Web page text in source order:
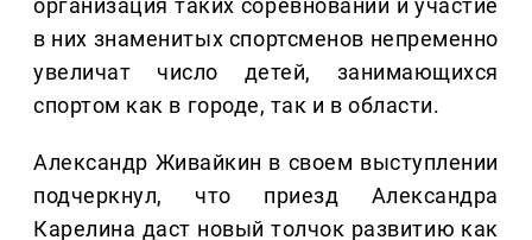
организация таких соревнований и участие
в них знаменитых спортсменов непременно
увеличат число детей, занимающихся
спортом как в городе, так и в области.
Александр Живайкин в своем выступлении
подчеркнул, что приезд Александра
Карелина даст новый толчок развитию как